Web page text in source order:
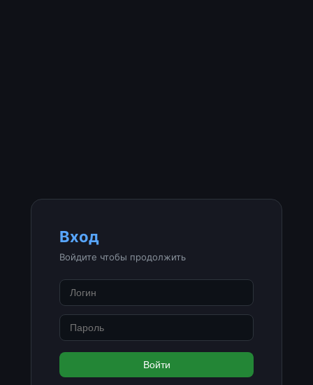
Вход
Войдите чтобы продолжить
Войти